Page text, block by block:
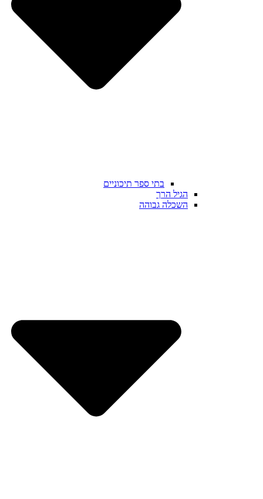
בתי ספר תיכוניים
הגיל הרך
השכלה גבוהה